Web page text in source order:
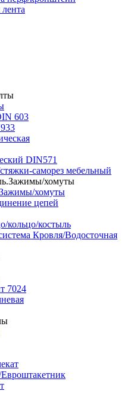
603
DIN571
саморез мебельный
хомуты
цепей
кольцо/костыль
Кровля/Водосточная
7024